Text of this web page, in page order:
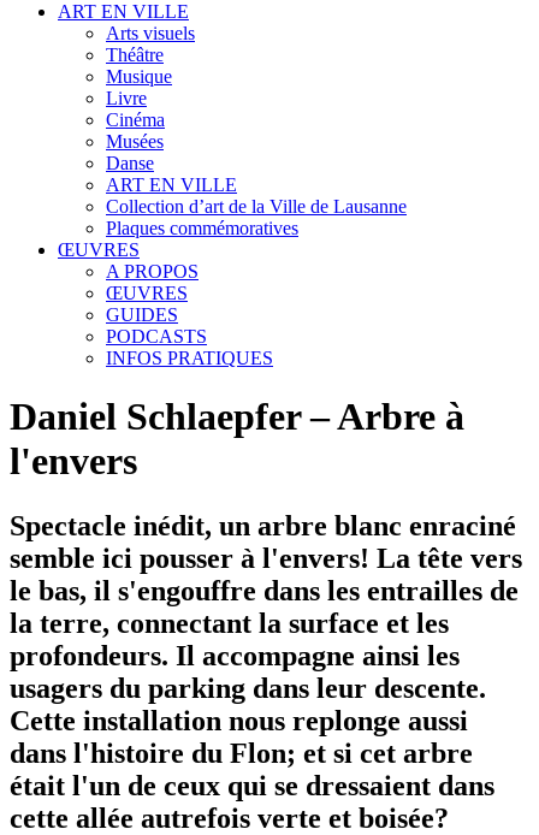
ART EN VILLE
Arts visuels
Théâtre
Musique
Livre
Cinéma
Musées
Danse
ART EN VILLE
Collection d’art de la Ville de Lausanne
Plaques commémoratives
ŒUVRES
A PROPOS
ŒUVRES
GUIDES
PODCASTS
INFOS PRATIQUES
Daniel Schlaepfer – Arbre à
l'envers
Spectacle inédit, un arbre blanc enraciné
semble ici pousser à l'envers! La tête vers
le bas, il s'engouffre dans les entrailles de
la terre, connectant la surface et les
profondeurs. Il accompagne ainsi les
usagers du parking dans leur descente.
Cette installation nous replonge aussi
dans l'histoire du Flon; et si cet arbre
était l'un de ceux qui se dressaient dans
cette allée autrefois verte et boisée?